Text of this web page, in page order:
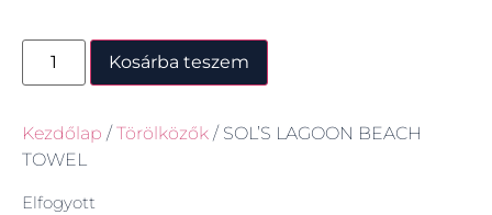
Kosárba teszem
Kezdőlap / Törölközők / SOL’S LAGOON BEACH
TOWEL
Elfogyott